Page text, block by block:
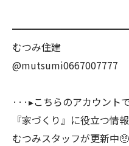
むつみ住建
@mutsumi0667007777
···▸こちらのアカウントで
『家づくり』に役立つ情
むつみスタッフが更新中